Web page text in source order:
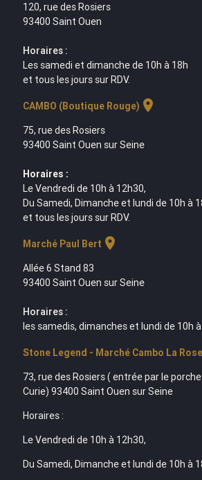
120, rue des Rosiers
93400 Saint Ouen
Horaires :
Les samedi et dimanche de 10h à 18h
et tous les jours sur RDV.
CAMBO (Boutique Rouge) location_on
75, rue des Rosiers
93400 Saint Ouen sur Seine
Horaires :
Le Vendredi de 10h à 12h30,
Du Samedi, Dimanche et lundi de 10h à
et tous les jours sur RDV.
Marché Paul Bert location_on
Allée 6 Stand 83
93400 Saint Ouen sur Seine
Horaires :
les samedis, dimanches et lundi de 10h
Stone Legend - Marché Cambo La
73, rue des Rosiers ( entrée par le
Curie) 93400 Saint Ouen sur Seine
Horaires :
Le Vendredi de 10h à 12h30,
Du Samedi, Dimanche et lundi de 10h à